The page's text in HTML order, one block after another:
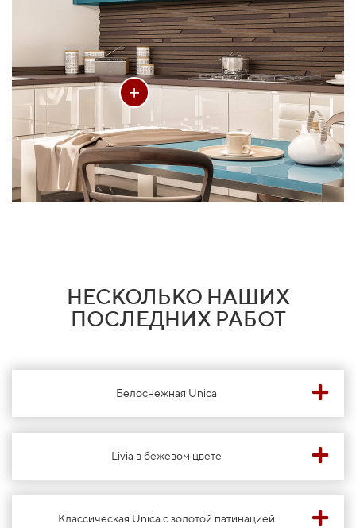
+
НЕСКОЛЬКО НАШИХ
ПОСЛЕДНИХ РАБОТ
Белоснежная Unica
Livia в бежевом цвете
Классическая Unica c золотой патинацией